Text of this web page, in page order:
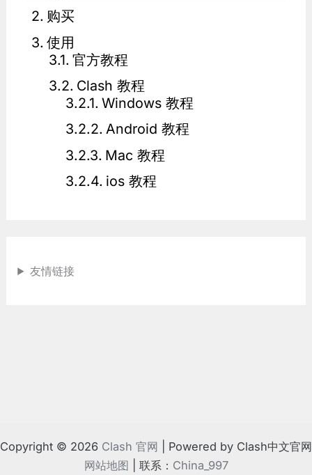
购买
使用
官方教程
Clash 教程
Windows 教程
Android 教程
Mac 教程
ios 教程
友情链接
Copyright © 2026 Clash 官网 | Powered by Clash中文官网
网站地图 | 联系： China_997